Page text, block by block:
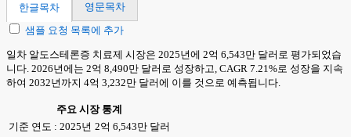
한글목차
영문목차
샘플 요청 목록에 추가
일차 알도스테론증 치료제 시장은 2025년에 2억 6,543만 달러로 평가되었습
니다. 2026년에는 2억 8,490만 달러로 성장하고, CAGR 7.21%로 성장을 지속
하여 2032년까지 4억 3,232만 달러에 이를 것으로 예측됩니다.
주요 시장 통계
기준 연도 : 2025년 2억 6,543만 달러